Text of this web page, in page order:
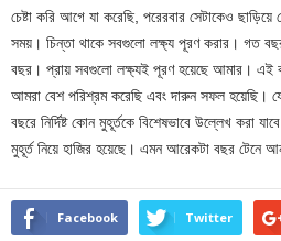
চেষ্টা করি আগে যা করেছি, পরেরবার সেটাকেও ছাড়িয়ে
সময়। চিন্তা থাকে সবগুলো লক্ষ্য পূরণ করার। গত
বছর। প্রায় সবগুলো লক্ষ্যই পূরণ হয়েছে আমার। এই
আমরা বেশ পরিশ্রম করেছি এবং দারুন সফল হয়েছি।
বছরে নির্দিষ্ট কোন মুহূর্তকে বিশেষভাবে উল্লেখ করা
মুহূর্ত নিয়ে হাজির হয়েছে। এমন আরেকটা বছর টেনে
Facebook Twitter